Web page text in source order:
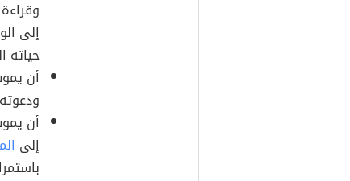
إلى
حياته
أن
أن
إلى